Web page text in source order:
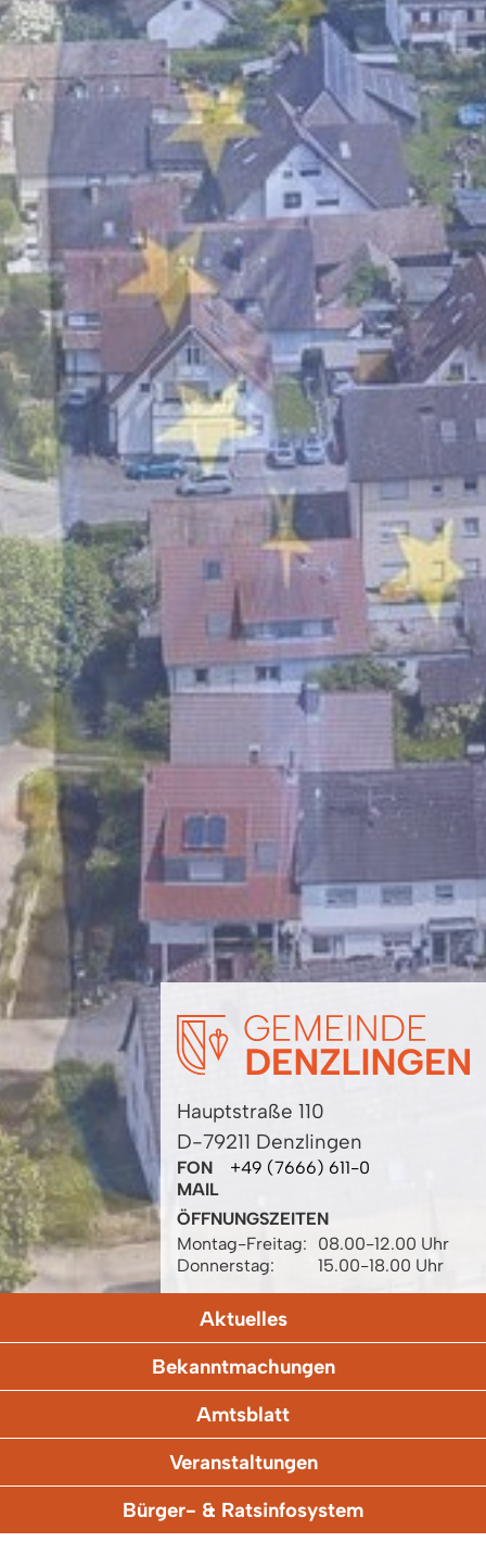
Hauptstraße 110
D-79211 Denzlingen
FON
+49 (7666) 611-0
MAIL
ÖFFNUNGSZEITEN
Montag-Freitag:
08.00-12.00 Uhr
Donnerstag:
15.00-18.00 Uhr
Aktuelles
Bekanntmachungen
Amtsblatt
Veranstaltungen
Bürger- & Ratsinfosystem